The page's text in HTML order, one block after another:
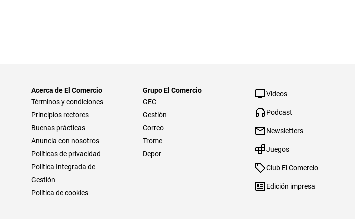
Acerca de El Comercio
Términos y condiciones
Principios rectores
Buenas prácticas
Anuncia con nosotros
Políticas de privacidad
Política Integrada de
Gestión
Política de cookies
Grupo El Comercio
GEC
Gestión
Correo
Trome
Depor
Videos
Podcast
Newsletters
Juegos
Club El Comercio
Edición impresa